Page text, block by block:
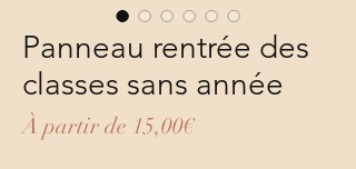
Panneau rentrée des
classes sans année
À partir de 15,00€Prix promotionnel